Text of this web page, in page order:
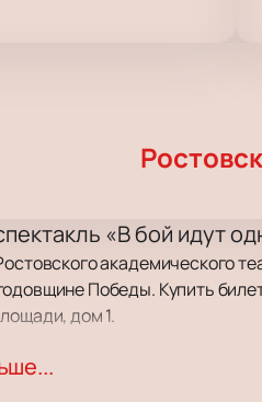
«В бой идут
академического
Победы. Купить
дом 1.